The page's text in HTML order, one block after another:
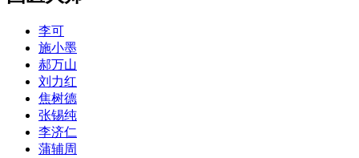
李可
施小墨
郝万山
刘力红
焦树德
张锡纯
李济仁
蒲辅周